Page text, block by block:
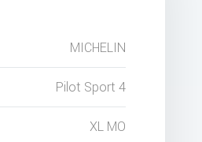
MICHELIN
Pilot Sport 4
XL MO